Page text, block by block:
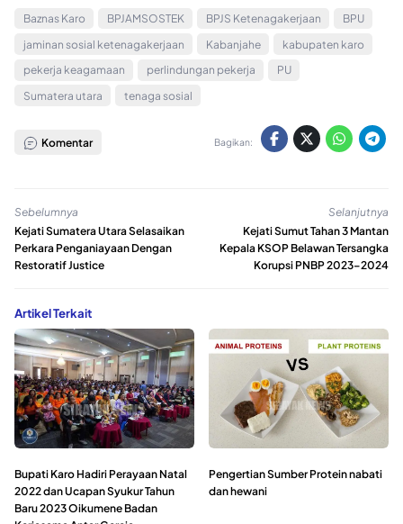
Baznas Karo BPJAMSOSTEK BPJS Ketenagakerjaan
BPU
jaminan sosial ketenagakerjaan
Kabanjahe
kabupaten karo
pekerja keagamaan
perlindungan pekerja
PU
Sumatera utara
tenaga sosial
Komentar Bagikan:
Sebelumnya
Kejati Sumatera Utara Selasaikan
Perkara Penganiayaan Dengan
Restoratif Justice
Selanjutnya
Kejati Sumut Tahan 3 Mantan
Kepala KSOP Belawan Tersangka
Korupsi PNBP 2023–2024
Artikel Terkait
Bupati Karo Hadiri Perayaan Natal
2022 dan Ucapan Syukur Tahun
Baru 2023 Oikumene Badan
Pengertian Sumber Protein nabati
dan hewani